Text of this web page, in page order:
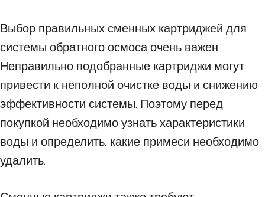
Выбор правильных сменных картриджей для
системы обратного осмоса очень важен.
Неправильно подобранные картриджи могут
привести к неполной очистке воды и снижению
эффективности системы. Поэтому перед
покупкой необходимо узнать характеристики
воды и определить, какие примеси необходимо
удалить.